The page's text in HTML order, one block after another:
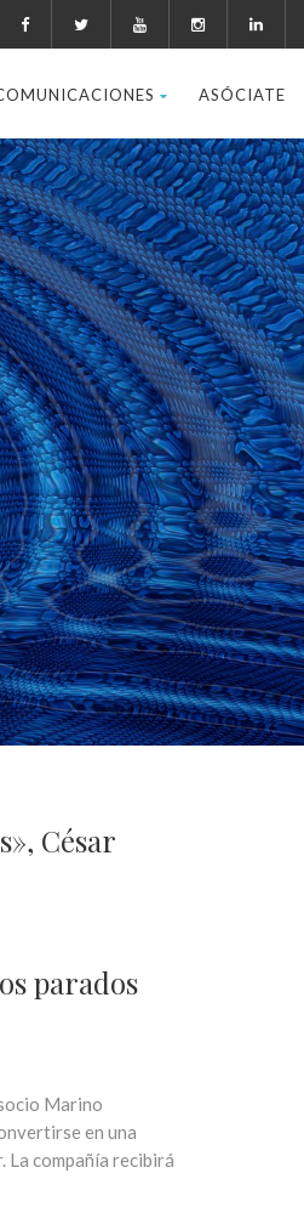
ASÓCIATE
César
parados
Marino
en una
compañía recibirá